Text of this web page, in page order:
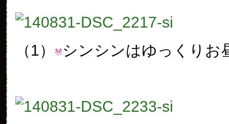
（1） シンシンはゆっくりお